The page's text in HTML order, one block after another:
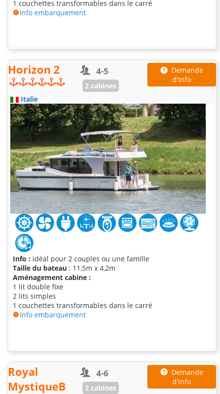
1 couchettes transformables dans le carré
Info embarquement
Horizon 2 4-5
2 cabines
Demande
d'info
Italie
Info : idéal pour 2 couples ou une famille
Taille du bateau : 11,5m x 4,2m
Aménagement cabine :
1 lit double fixe
2 lits simples
1 couchettes transformables dans le carré
Info embarquement
Royal
MystiqueB
4-6
2 cabines
Demande
d'info